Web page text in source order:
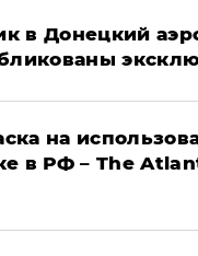
в Донецкий
на
в РФ – The